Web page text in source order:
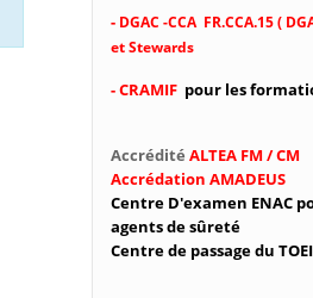
- DGAC -CCA FR.CCA.15 (
et Stewards
- CRAMIF pour les
AccréditéALTEA FM / CM
Accrédation AMADEUS
Centre D'examen ENAC
agents de sûreté
Centre de passage du